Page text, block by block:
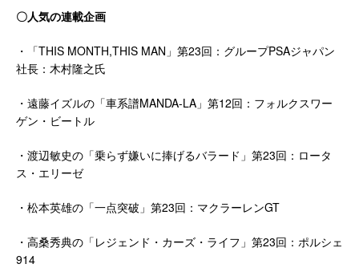
〇人気の連載企画
・「THIS MONTH,THIS MAN」第23回：グループPSAジャパン
社長：木村隆之氏
・遠藤イズルの「車系譜MANDA-LA」第12回：フォルクスワー
ゲン・ビートル
・渡辺敏史の「乗らず嫌いに捧げるバラード」第23回：ロータ
ス・エリーゼ
・松本英雄の「一点突破」第23回：マクラーレンGT
・高桑秀典の「レジェンド・カーズ・ライフ」第23回：ポルシェ
914